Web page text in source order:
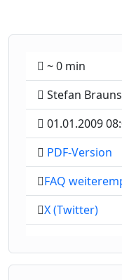
~ 0 min
Stefan
01.01.2009
PDF-Version
FAQ
X (Twitter)